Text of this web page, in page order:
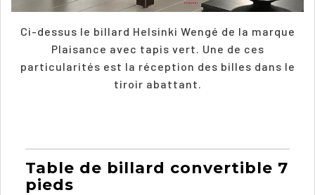
Ci-dessus le billard Helsinki Wengé de la marque
Plaisance avec tapis vert. Une de ces
particularités est la réception des billes dans le
tiroir abattant.
Table de billard convertible 7
pieds